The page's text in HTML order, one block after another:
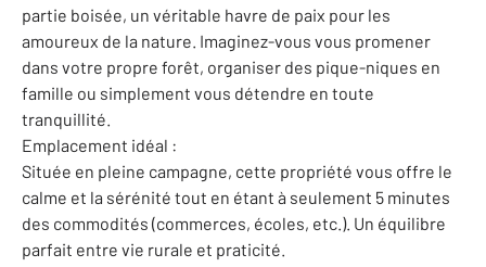
partie boisée, un véritable havre de paix pour les
amoureux de la nature. Imaginez-vous vous promener
dans votre propre forêt, organiser des pique-niques en
famille ou simplement vous détendre en toute
tranquillité.
Emplacement idéal :
Située en pleine campagne, cette propriété vous offre le
calme et la sérénité tout en étant à seulement 5 minutes
des commodités (commerces, écoles, etc.). Un équilibre
parfait entre vie rurale et praticité.